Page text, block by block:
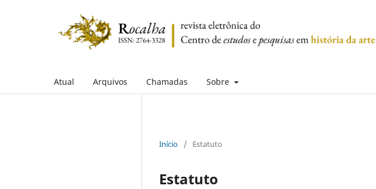
Atual Arquivos Chamadas Sobre
Início / Estatuto
Estatuto